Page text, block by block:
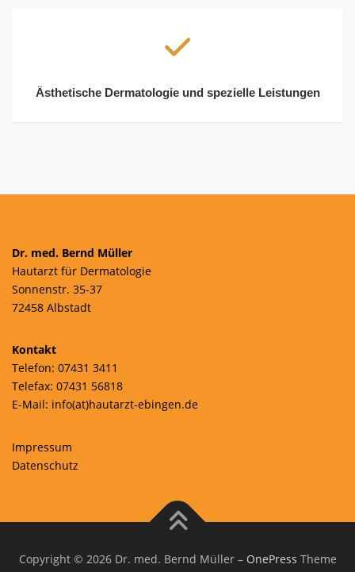
Ästhetische Dermatologie und spezielle Leistungen
Dr. med. Bernd Müller
Hautarzt für Dermatologie
Sonnenstr. 35-37
72458 Albstadt
Kontakt
Telefon: 07431 3411
Telefax: 07431 56818
E-Mail: info(at)hautarzt-ebingen.de
Impressum
Datenschutz
Copyright © 2026 Dr. med. Bernd Müller – OnePress Theme